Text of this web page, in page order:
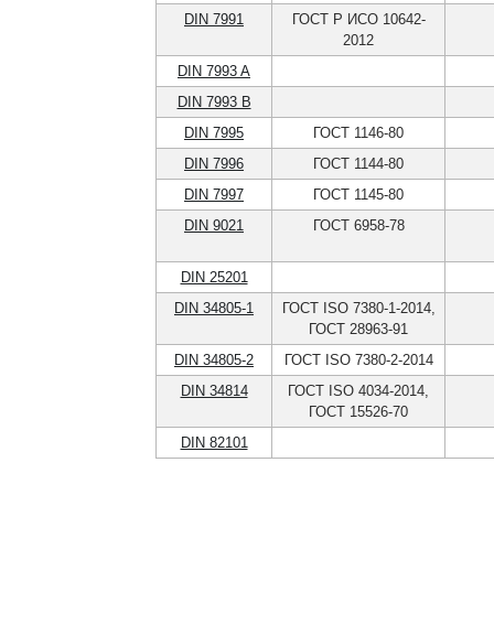
DIN 7991
ГОСТ Р ИСО 10642-
2012
DIN 7993 A
DIN 7993 B
DIN 7995
ГОСТ 1146-80
DIN 7996
ГОСТ 1144-80
DIN 7997
ГОСТ 1145-80
DIN 9021
ГОСТ 6958-78
DIN 25201
DIN 34805-1
ГОСТ ISO 7380-1-2014,
ГОСТ 28963-91
DIN 34805-2
ГОСТ ISO 7380-2-2014
DIN 34814
ГОСТ ISO 4034-2014,
ГОСТ 15526-70
DIN 82101